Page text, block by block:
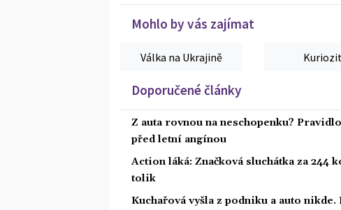
Mohlo by vás zajímat
Válka na Ukrajině
Doporučené články
Z auta rovnou na neschopenku?
před letní angínou
Action láká: Značková sluchátka za
tolik
Kuchařová vyšla z podniku a auto